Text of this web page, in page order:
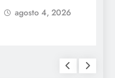
agosto 4, 2026